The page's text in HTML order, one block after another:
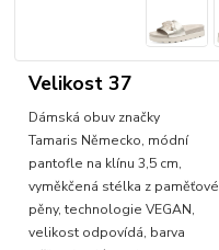
Velikost 37
Dámská obuv značky
Tamaris Německo, módní
pantofle na klínu 3,5 cm,
vyměkčená stélka z paměťové
pěny, technologie VEGAN,
velikost odpovídá, barva